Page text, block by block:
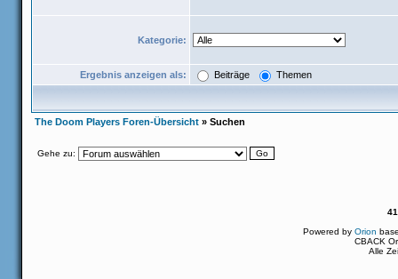
Kategorie:
Ergebnis anzeigen als: Beiträge Themen
The Doom Players Foren-Übersicht » Suchen
Gehe zu:
Powered by Orion
CBACK
Alle